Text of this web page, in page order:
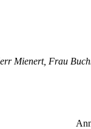
Mienert, Frau